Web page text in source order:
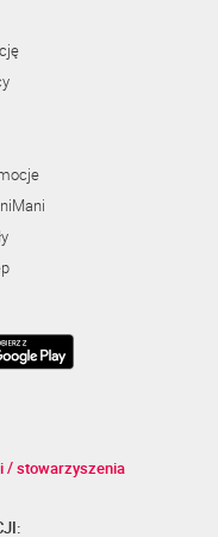
/ stowarzyszenia